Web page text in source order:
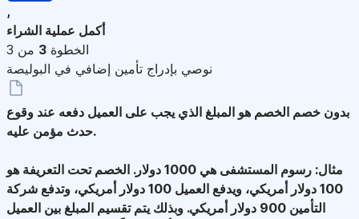
,
أكمل عملية الشراء
الخطوة 3 من 3
نوصي بإدراج تأمين إضافي في البوليصة
بدون خصم الخصم هو المبلغ الذي يجب على العميل دفعه عند وقوع
حدث مؤمن عليه.
مثال: رسوم المستشفى هي 1000 دولار. الخصم تحت التعريفة هو
100 دولار أمريكي، ويدفع العميل 100 دولار أمريكي، وتدفع شركة
التأمين 900 دولار أمريكي. وبذلك يتم تقسيم المبلغ بين العميل